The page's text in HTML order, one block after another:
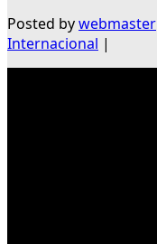
Posted bywebmaster
Internacional |